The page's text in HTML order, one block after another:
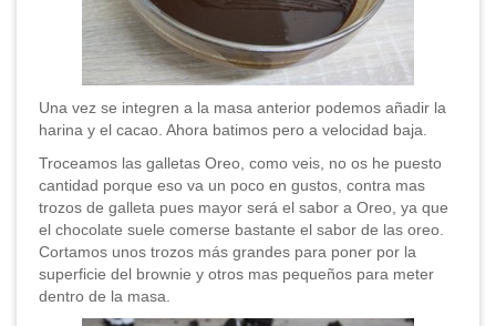
Una vez se integren a la masa anterior podemos añadir la
harina y el cacao. Ahora batimos pero a velocidad baja.
Troceamos las galletas Oreo, como veis, no os he puesto
cantidad porque eso va un poco en gustos, contra mas
trozos de galleta pues mayor será el sabor a Oreo, ya que
el chocolate suele comerse bastante el sabor de las oreo.
Cortamos unos trozos más grandes para poner por la
superficie del brownie y otros mas pequeños para meter
dentro de la masa.